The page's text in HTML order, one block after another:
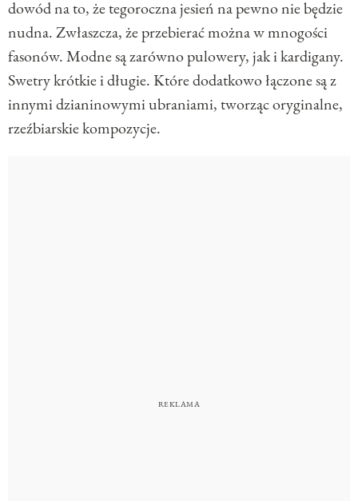
dowód na to, że tegoroczna jesień na pewno nie będzie
nudna. Zwłaszcza, że przebierać można w mnogości
fasonów. Modne są zarówno pulowery, jak i kardigany.
Swetry krótkie i długie. Które dodatkowo łączone są z
innymi dzianinowymi ubraniami, tworząc oryginalne,
rzeźbiarskie kompozycje.